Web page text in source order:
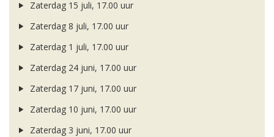
Zaterdag 15 juli, 17.00 uur
Zaterdag 8 juli, 17.00 uur
Zaterdag 1 juli, 17.00 uur
Zaterdag 24 juni, 17.00 uur
Zaterdag 17 juni, 17.00 uur
Zaterdag 10 juni, 17.00 uur
Zaterdag 3 juni, 17.00 uur